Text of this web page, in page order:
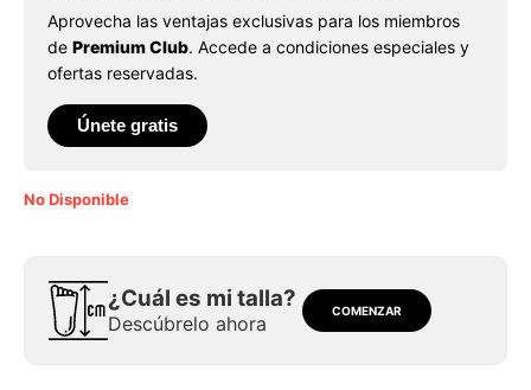
Aprovecha las ventajas exclusivas para los miembros
de Premium Club. Accede a condiciones especiales y
ofertas reservadas.
Únete gratis
No Disponible
¿Cuál es mi talla?
Descúbrelo ahora
COMENZAR